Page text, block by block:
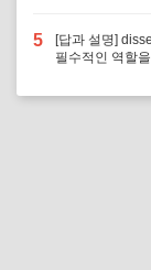
5
[답과 설명]
필수적인 역할